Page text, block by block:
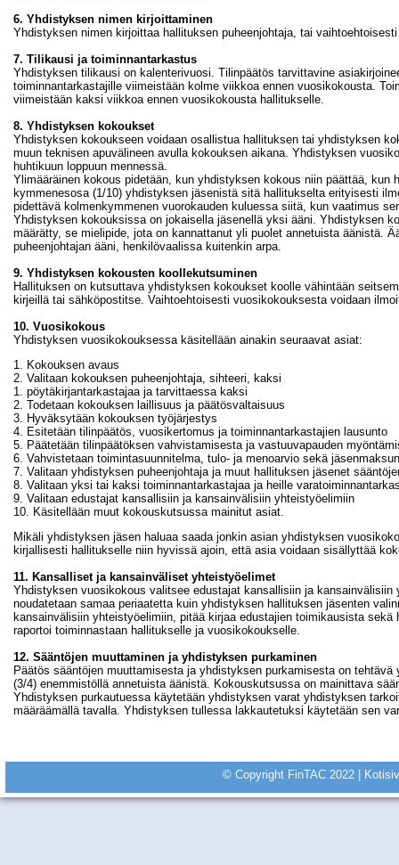
6. Yhdistyksen nimen kirjoittaminen
Yhdistyksen nimen kirjoittaa hallituksen puheenjohtaja, tai
7. Tilikausi ja toiminnantarkastus
Yhdistyksen tilikausi on kalenterivuosi. Tilinpäätös tarvittavine
toiminnantarkastajille viimeistään kolme viikkoa ennen vuosikokousta.
viimeistään kaksi viikkoa ennen vuosikokousta hallitukselle.
8. Yhdistyksen kokoukset
Yhdistyksen kokoukseen voidaan osallistua hallituksen tai yhdistyksen
muun teknisen apuvälineen avulla kokouksen aikana. Yhdistyksen
huhtikuun loppuun mennessä.
Ylimääräinen kokous pidetään, kun yhdistyksen kokous niin päättää, kun
kymmenesosa (1/10) yhdistyksen jäsenistä sitä hallitukselta erityisesti
pidettävä kolmenkymmenen vuorokauden kuluessa siitä, kun vaatimus
Yhdistyksen kokouksissa on jokaisella jäsenellä yksi ääni. Yhdistyksen
määrätty, se mielipide, jota on kannattanut yli puolet annetuista äänistä.
puheenjohtajan ääni, henkilövaalissa kuitenkin arpa.
9. Yhdistyksen kokousten koollekutsuminen
Hallituksen on kutsuttava yhdistyksen kokoukset koolle vähintään
kirjeillä tai sähköpostitse. Vaihtoehtoisesti vuosikokouksesta voidaan
10. Vuosikokous
Yhdistyksen vuosikokouksessa käsitellään ainakin seuraavat asiat:
1. Kokouksen avaus
2. Valitaan kokouksen puheenjohtaja, sihteeri, kaksi
1. pöytäkirjantarkastajaa ja tarvittaessa kaksi
2. Todetaan kokouksen laillisuus ja päätösvaltaisuus
3. Hyväksytään kokouksen työjärjestys
4. Esitetään tilinpäätös, vuosikertomus ja toiminnantarkastajien lausunto
5. Päätetään tilinpäätöksen vahvistamisesta ja vastuuvapauden
6. Vahvistetaan toimintasuunnitelma, tulo- ja menoarvio sekä
7. Valitaan yhdistyksen puheenjohtaja ja muut hallituksen jäsenet
8. Valitaan yksi tai kaksi toiminnantarkastajaa ja heille
9. Valitaan edustajat kansallisiin ja kansainvälisiin yhteistyöelimiin
10. Käsitellään muut kokouskutsussa mainitut asiat.
Mikäli yhdistyksen jäsen haluaa saada jonkin asian yhdistyksen
kirjallisesti hallitukselle niin hyvissä ajoin, että asia voidaan sisällyttää
11. Kansalliset ja kansainväliset yhteistyöelimet
Yhdistyksen vuosikokous valitsee edustajat kansallisiin ja
noudatetaan samaa periaatetta kuin yhdistyksen hallituksen jäsenten
kansainvälisiin yhteistyöelimiin, pitää kirjaa edustajien toimikausista
raportoi toiminnastaan hallitukselle ja vuosikokoukselle.
12. Sääntöjen muuttaminen ja yhdistyksen purkaminen
Päätös sääntöjen muuttamisesta ja yhdistyksen purkamisesta on
(3/4) enemmistöllä annetuista äänistä. Kokouskutsussa on mainittava
Yhdistyksen purkautuessa käytetään yhdistyksen varat yhdistyksen
määräämällä tavalla. Yhdistyksen tullessa lakkautetuksi käytetään sen
© Copyright FinTAC 2022 |